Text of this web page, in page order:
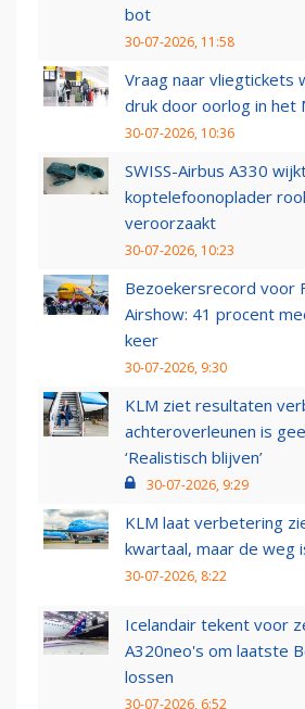
bot
30-07-2026, 11:58
Vraag naar vliegtickets
druk door oorlog in het
30-07-2026, 10:36
SWISS-Airbus A330
koptelefoonoplader
veroorzaakt
30-07-2026, 10:23
Bezoekersrecord voor
Airshow: 41 procent
keer
30-07-2026, 9:30
KLM ziet resultaten
achteroverleunen is
‘Realistisch blijven’
30-07-2026, 9:29
KLM laat verbetering
kwartaal, maar de weg
30-07-2026, 8:22
Icelandair tekent voor
A320neo's om laatste
lossen
30-07-2026, 6:52